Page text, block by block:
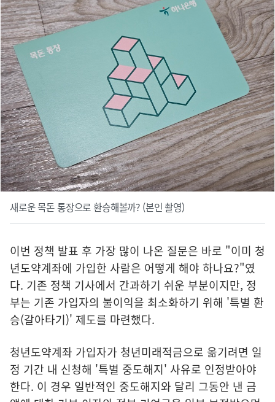
새로운 목돈 통장으로 환승해볼까? (본인 촬영)
이번 정책 발표 후 가장 많이 나온 질문은 바로 "이미 청
년도약계좌에 가입한 사람은 어떻게 해야 하나요?"였
다. 기존 정책 기사에서 간과하기 쉬운 부분이지만, 정
부는 기존 가입자의 불이익을 최소화하기 위해 '특별 환
승(갈아타기)' 제도를 마련했다.
청년도약계좌 가입자가 청년미래적금으로 옮기려면 일
정 기간 내 신청해 '특별 중도해지' 사유로 인정받아야
한다. 이 경우 일반적인 중도해지와 달리 그동안 낸 금